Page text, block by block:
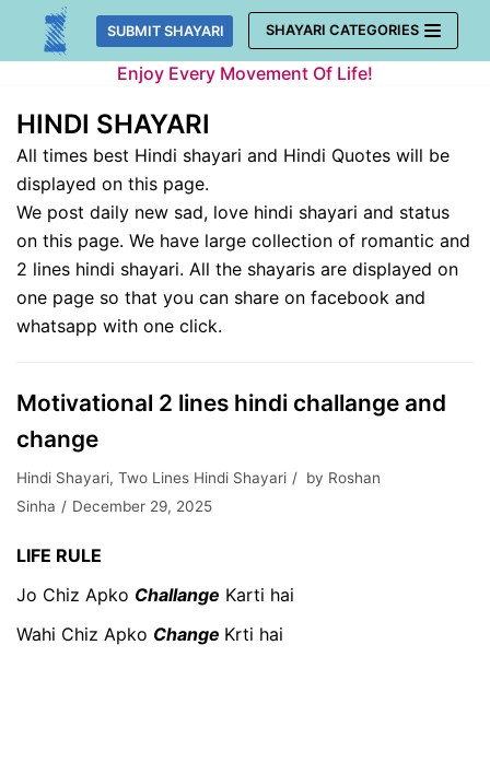
Skip
SUBMIT SHAYARI SHAYARI CATEGORIES
Enjoy Every Movement Of Life!
HINDI SHAYARI
All times best Hindi shayari and Hindi Quotes will be
displayed on this page.
We post daily new sad, love hindi shayari and status
on this page. We have large collection of romantic and
2 lines hindi shayari. All the shayaris are displayed on
one page so that you can share on facebook and
whatsapp with one click.
Motivational 2 lines hindi challange and
change
Hindi Shayari, Two Lines Hindi Shayari by Roshan
Sinha
December 29, 2025
LIFE RULE
Jo Chiz Apko Challange Karti hai
Wahi Chiz Apko Change Krti hai